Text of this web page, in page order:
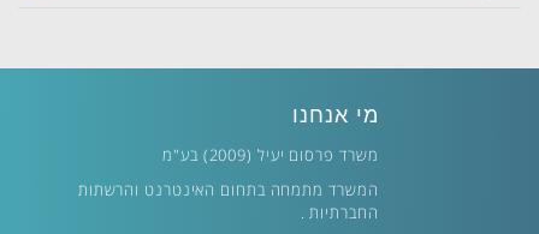
מי אנחנו
משרד פרסום יעיל (2009) בע"מ
המשרד מתמחה בתחום האינטרנט והרשתות
החברתיות .